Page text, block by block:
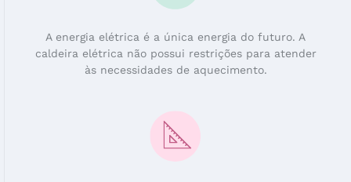
A energia elétrica é a única energia do futuro. A
caldeira elétrica não possui restrições para atender
às necessidades de aquecimento.